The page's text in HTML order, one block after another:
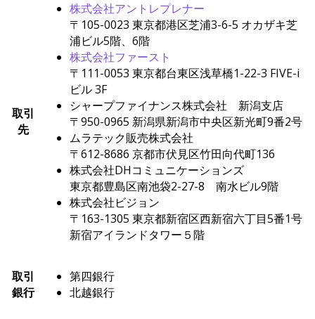
取引
先
株式会社アントレプレナー
〒105-0023 東京都港区芝浦3-6-5 オカザキ芝
浦ビル5階、6階
株式会社ファースト
〒111-0053 東京都台東区浅草橋1-22-3 FIVE-i
ビル 3F
シャープファイナンス株式会社 新潟支店
〒950-0965 新潟県新潟市中央区新光町9番2号
ムラテック販売株式会社
〒612-8686 京都市伏見区竹田向代町136
株式会社DHコミュニケーションズ
東京都豊島区南池袋2-27-8 南水ビル9階
株式会社ビジョン
〒163-1305 東京都新宿区西新宿六丁目5番1号
新宿アイランドタワー５階
取引
銀行
第四銀行
北越銀行